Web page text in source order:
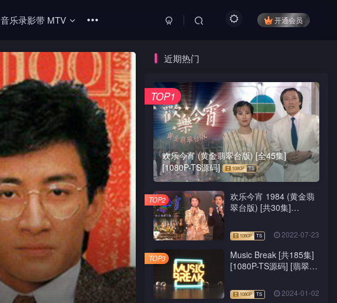
音乐录影带 MTV 开通会员
近期热门
欢乐今宵 (黄金翡翠台版) [全45集]
[1080P-TS源码]
TOP1
欢乐今宵 1984 (黄金翡
翠台版) [共30集]
2022-07-23
TOP2
Music Break [共185集]
[1080P-TS源码] [翡翠
2024-01-02
TOP3